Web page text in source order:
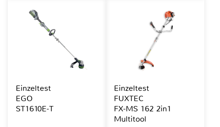
Einzeltest
EGO
ST1610E-T
Einzeltest
FUXTEC
FX-MS 162 2in1
Multitool